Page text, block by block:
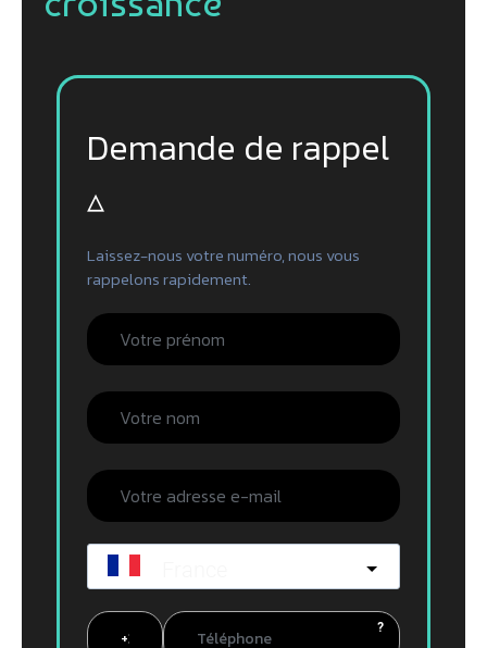
Demande de rappel
▵
Laissez-nous votre numéro, nous vous
rappelons rapidement.
?